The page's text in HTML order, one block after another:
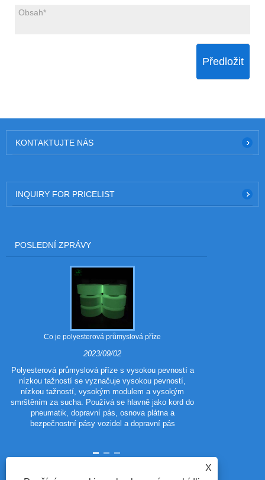
Předložit
KONTAKTUJTE NÁS
INQUIRY FOR PRICELIST
POSLEDNÍ ZPRÁVY
Co je polyesterová průmyslová příze
2023/09/02
Polyesterová průmyslová příze s vysokou pevností a
nízkou tažností se vyznačuje vysokou pevností,
nízkou tažností, vysokým modulem a vysokým
smrštěním za sucha. Používá se hlavně jako kord do
pneumatik, dopravní pás, osnova plátna a
bezpečnostní pásy vozidel a dopravní pás
X